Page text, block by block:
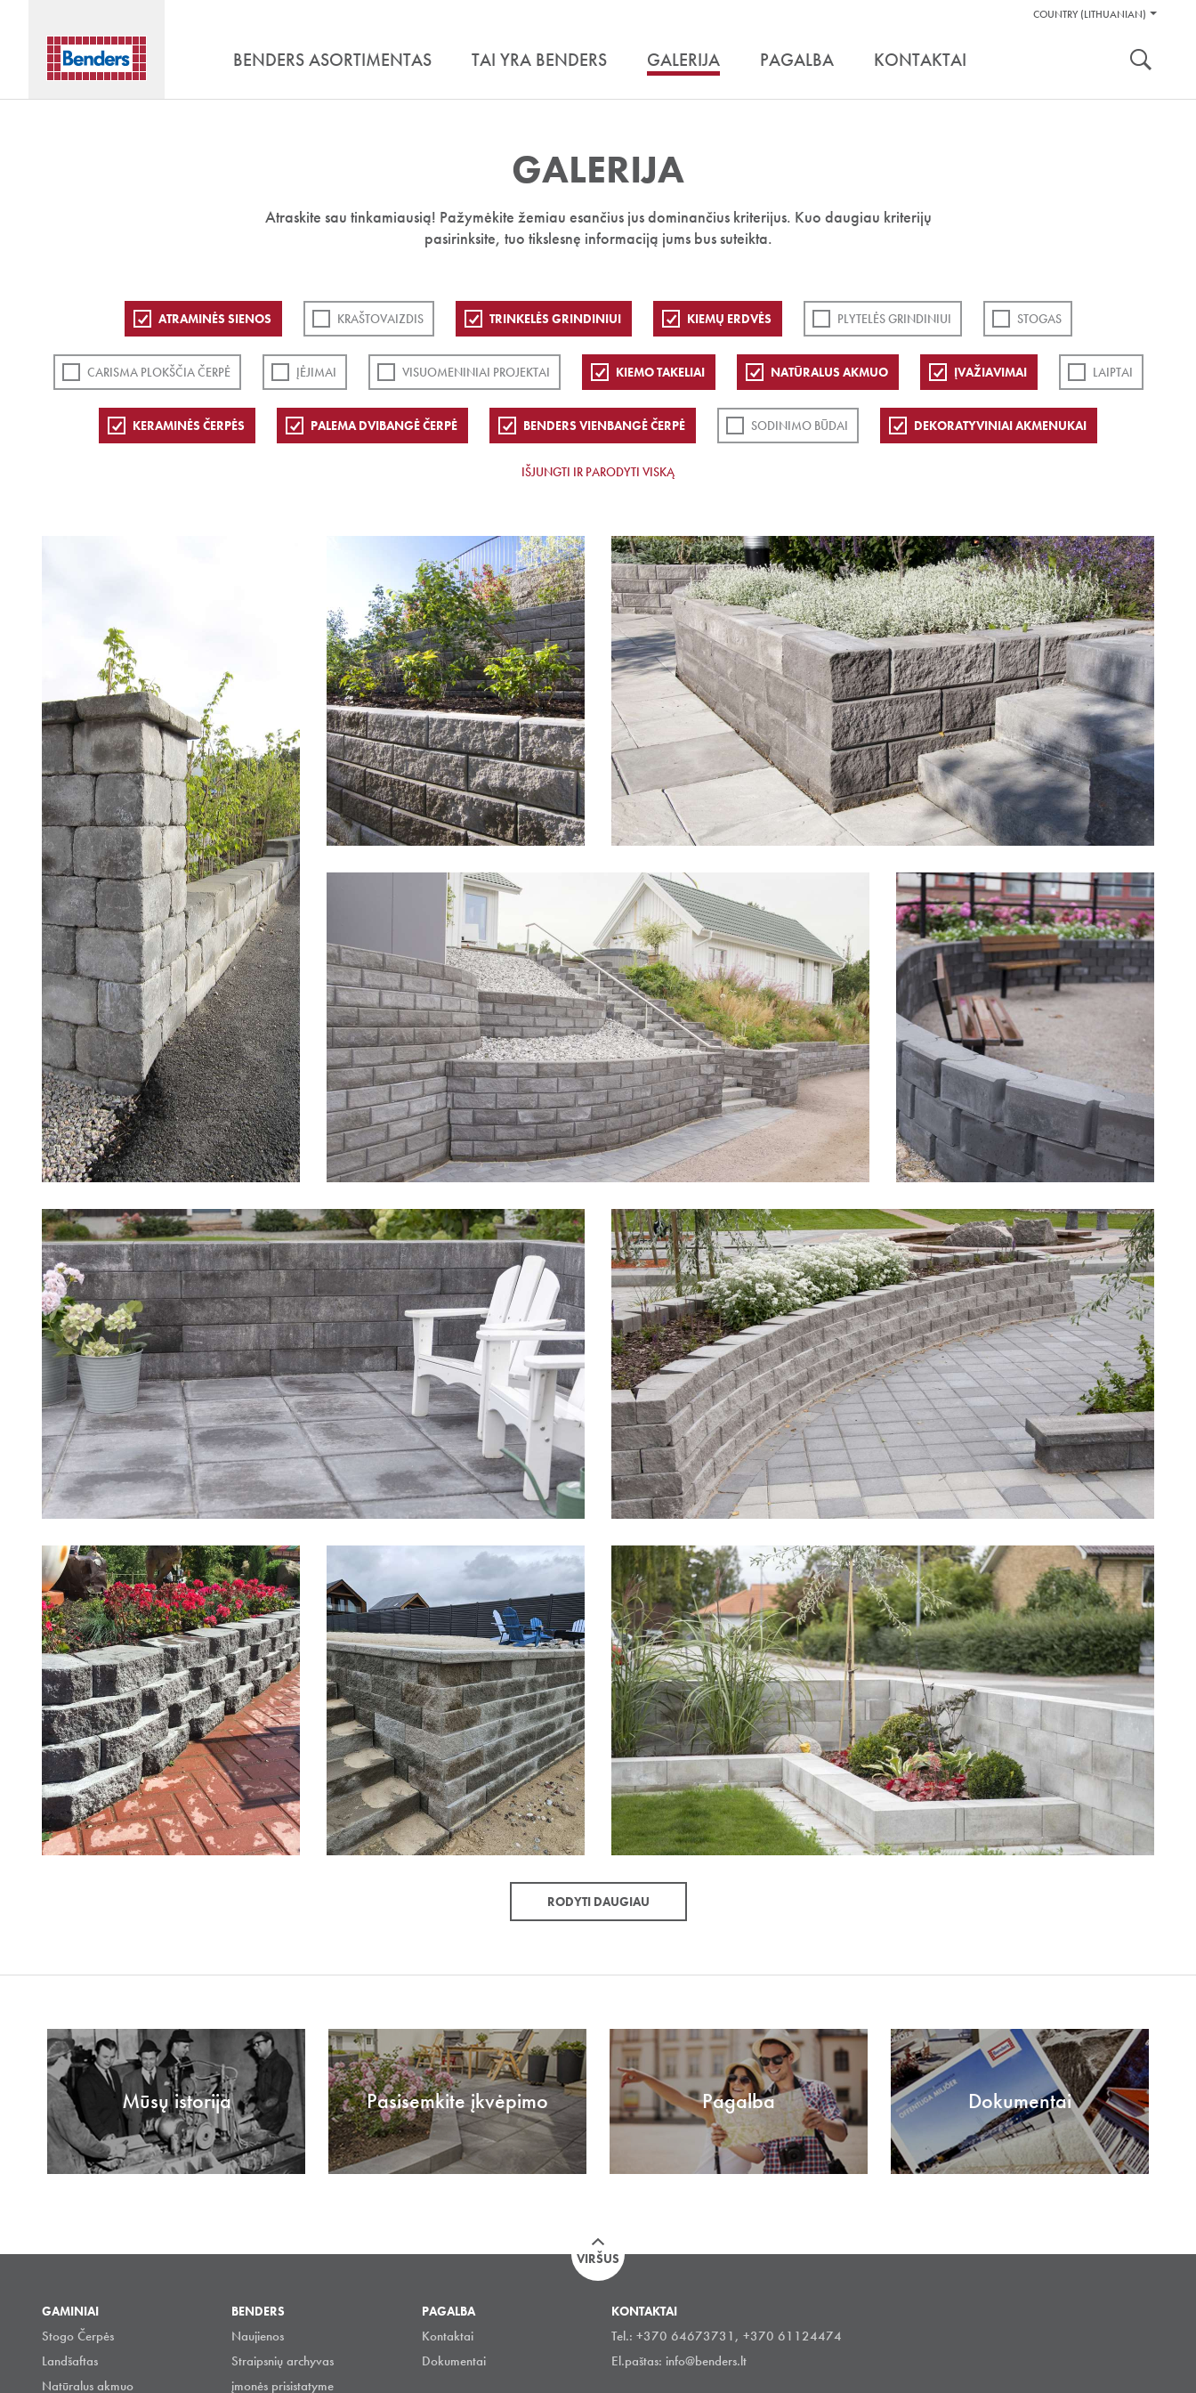
Pagalbos
COUNTRY (LITHUANIAN)
BENDERS ASORTIMENTAS TAI YRA BENDERS GALERIJA PAGALBA KONTAKTAI
GALERIJA
Atraskite sau tinkamiausią! Pažymėkite žemiau esančius jus dominančius kriterijus. Kuo daugiau kriterijų
pasirinksite, tuo tikslesnę informaciją jums bus suteikta.
ATRAMINĖS SIENOS KRAŠTOVAIZDIS TRINKELĖS GRINDINIUI KIEMŲ ERDVĖS PLYTELĖS GRINDINIUI STOGAS
CARISMA PLOKŠČIA ČERPĖ ĮĖJIMAI VISUOMENINIAI PROJEKTAI KIEMO TAKELIAI NATŪRALUS AKMUO ĮVAŽIAVIMAI LAIPTAI
KERAMINĖS ČERPĖS PALEMA DVIBANGĖ ČERPĖ BENDERS VIENBANGĖ ČERPĖ SODINIMO BŪDAI DEKORATYVINIAI AKMENUKAI
IŠJUNGTI IR PARODYTI VISKĄ
RODYTI DAUGIAU
Mūsų istorija Pasisemkite įkvėpimo Pagalba Dokumentai
VIRŠUS
GAMINIAI
Stogo Čerpės
Landšaftas
Natūralus akmuo
BENDERS
Naujienos
Straipsnių archyvas
įmonės prisistatyme
PAGALBA
Kontaktai
Dokumentai
KONTAKTAI
Tel.: +370 64673731, +370 61124474
El.paštas: info@benders.lt